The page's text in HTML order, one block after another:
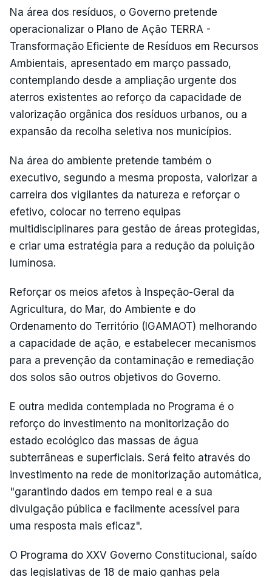
Na área dos resíduos, o Governo pretende
operacionalizar o Plano de Ação TERRA -
Transformação Eficiente de Resíduos em Recursos
Ambientais, apresentado em março passado,
contemplando desde a ampliação urgente dos
aterros existentes ao reforço da capacidade de
valorização orgânica dos resíduos urbanos, ou a
expansão da recolha seletiva nos municípios.
Na área do ambiente pretende também o
executivo, segundo a mesma proposta, valorizar a
carreira dos vigilantes da natureza e reforçar o
efetivo, colocar no terreno equipas
multidisciplinares para gestão de áreas protegidas,
e criar uma estratégia para a redução da poluição
luminosa.
Reforçar os meios afetos à Inspeção-Geral da
Agricultura, do Mar, do Ambiente e do
Ordenamento do Território (IGAMAOT) melhorando
a capacidade de ação, e estabelecer mecanismos
para a prevenção da contaminação e remediação
dos solos são outros objetivos do Governo.
E outra medida contemplada no Programa é o
reforço do investimento na monitorização do
estado ecológico das massas de água
subterrâneas e superficiais. Será feito através do
investimento na rede de monitorização automática,
"garantindo dados em tempo real e a sua
divulgação pública e facilmente acessível para
uma resposta mais eficaz".
O Programa do XXV Governo Constitucional, saído
das legislativas de 18 de maio ganhas pela